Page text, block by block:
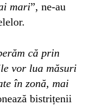
mari”, ne-au
că prin
vor lua măsuri
în zonă, mai
bistrițenii